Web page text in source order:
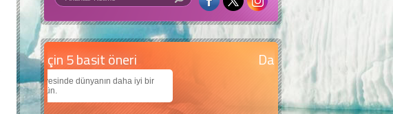
Daha iyi bir dünya için yapay zekâ
Çocuklarımıza daha güzel bir dünya bırakabilmek için